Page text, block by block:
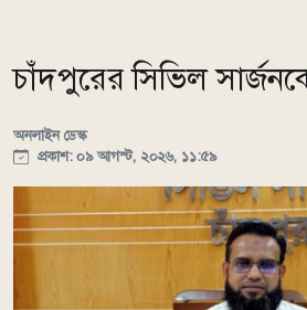
চাঁদপুরের সিভিল
অনলাইন ডেস্ক
প্রকাশ: ০৯ আগস্ট, ২০২৬, ১১:৫৯